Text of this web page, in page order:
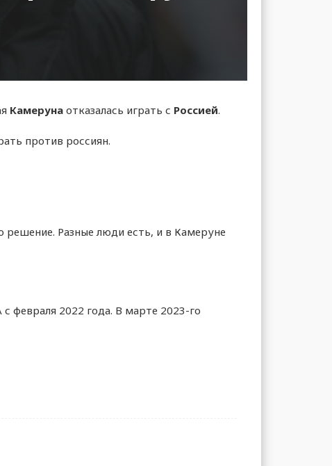
Камеруна отказалась играть с Россией.
против россиян.
решение. Разные люди есть, и в Камеруне
февраля 2022 года. В марте 2023-го